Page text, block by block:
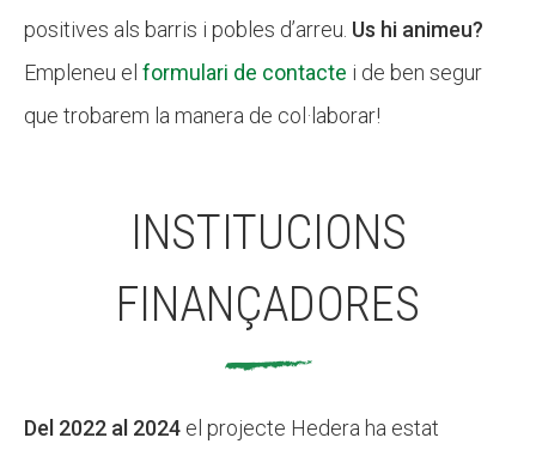
positives als barris i pobles d’arreu. Us hi animeu?
Empleneu el formulari de contacte i de ben segur
que trobarem la manera de col·laborar!
INSTITUCIONS
FINANÇADORES
Del 2022 al 2024 el projecte Hedera ha estat